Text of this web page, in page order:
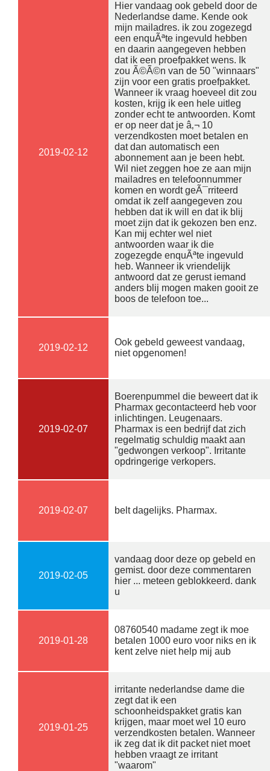
2019-02-12
Hier vandaag ook gebeld door de
Nederlandse dame. Kende ook
mijn mailadres. ik zou zogezegd
een enquÃªte ingevuld hebben
en daarin aangegeven hebben
dat ik een proefpakket wens. Ik
zou Ã©Ã©n van de 50 "winnaars"
zijn voor een gratis proefpakket.
Wanneer ik vraag hoeveel dit zou
kosten, krijg ik een hele uitleg
zonder echt te antwoorden. Komt
er op neer dat je â‚¬ 10
verzendkosten moet betalen en
dat dan automatisch een
abonnement aan je been hebt.
Wil niet zeggen hoe ze aan mijn
mailadres en telefoonnummer
komen en wordt geÃ¯rriteerd
omdat ik zelf aangegeven zou
hebben dat ik will en dat ik blij
moet zijn dat ik gekozen ben enz.
Kan mij echter wel niet
antwoorden waar ik die
zogezegde enquÃªte ingevuld
heb. Wanneer ik vriendelijk
antwoord dat ze gerust iemand
anders blij mogen maken gooit ze
boos de telefoon toe...
2019-02-12
Ook gebeld geweest vandaag,
niet opgenomen!
2019-02-07
Boerenpummel die beweert dat ik
Pharmax gecontacteerd heb voor
inlichtingen. Leugenaars.
Pharmax is een bedrijf dat zich
regelmatig schuldig maakt aan
"gedwongen verkoop". Irritante
opdringerige verkopers.
2019-02-07 belt dagelijks. Pharmax.
2019-02-05
vandaag door deze op gebeld en
gemist. door deze commentaren
hier ... meteen geblokkeerd. dank
u
2019-01-28
08760540 madame zegt ik moe
betalen 1000 euro voor niks en ik
kent zelve niet help mij aub
2019-01-25
irritante nederlandse dame die
zegt dat ik een
schoonheidspakket gratis kan
krijgen, maar moet wel 10 euro
verzendkosten betalen. Wanneer
ik zeg dat ik dit packet niet moet
hebben vraagt ze irritant
"waarom"